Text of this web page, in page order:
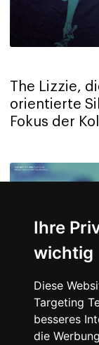
Ihre
wichtig
Diese
Targeting
besseres
die
The Lizzie,
orientierte
Fokus der